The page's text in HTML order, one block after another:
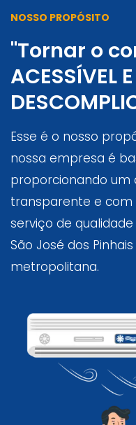
NOSSO PROPÓSITO
"Tornar o
ACESSÍVEL E
Esse é o nosso
nossa empresa é
proporcionando um
transparente e
serviço de
São José dos
metropolitana.